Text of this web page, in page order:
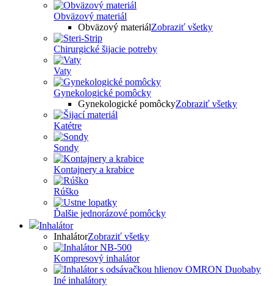
Obväzový materiál
Obväzový materiálZobraziť všetky
Chirurgické šijacie potreby
Vaty
Gynekologické pomôcky
Gynekologické pomôckyZobraziť všetky
Katétre
Sondy
Kontajnery a krabice
Rúško
Ďalšie jednorázové pomôcky
Inhalátor
InhalátorZobraziť všetky
Kompresový inhalátor
Iné inhalátory